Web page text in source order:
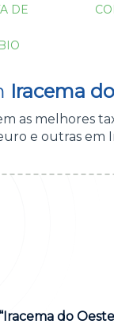
DE
Iracema
as melhores
e outras em
do